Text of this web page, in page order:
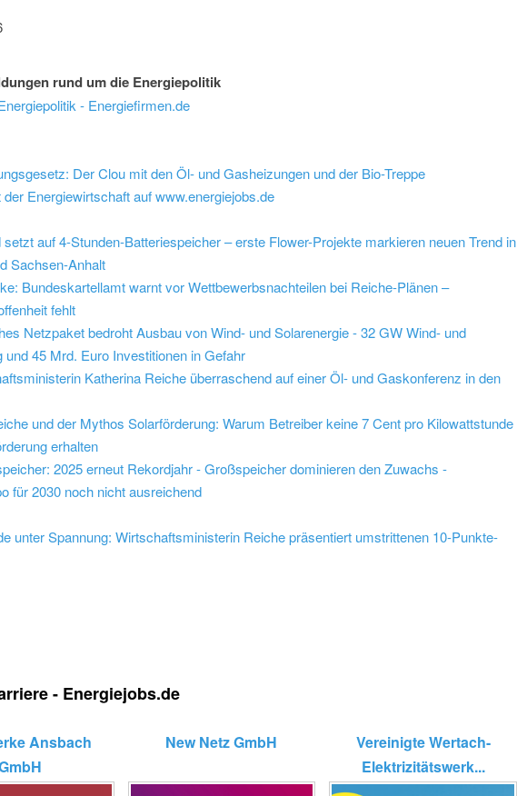
rund um die Energiepolitik
- Energiefirmen.de
Der Clou mit den Öl- und Gasheizungen und der Bio-Treppe
Energiewirtschaft auf www.energiejobs.de
auf 4-Stunden-Batteriespeicher – erste Flower-Projekte markieren neuen Trend in
Sachsen-Anhalt
Bundeskartellamt warnt vor Wettbewerbsnachteilen bei Reiche-Plänen –
fehlt
Netzpaket bedroht Ausbau von Wind- und Solarenergie - 32 GW Wind- und
und 45 Mrd. Euro Investitionen in Gefahr
Katherina Reiche überraschend auf einer Öl- und Gaskonferenz in den
und der Mythos Solarförderung: Warum Betreiber keine 7 Cent pro Kilowattstunde
erhalten
2025 erneut Rekordjahr - Großspeicher dominieren den Zuwachs -
für 2030 noch nicht ausreichend
unter Spannung: Wirtschaftsministerin Reiche präsentiert umstrittenen 10-Punkte-
- Energiejobs.de
Ansbach
New Netz GmbH
Vereinigte Wertach-
Elektrizitätswerk...